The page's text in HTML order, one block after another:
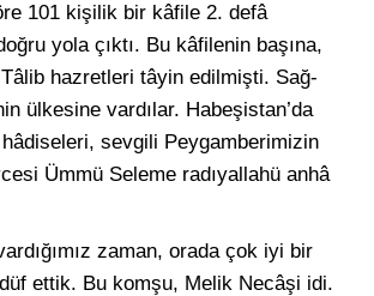
101 kişilik bir kâfile 2. defâ
yola çıktı. Bu kâfilenin başına,
hazretleri tâyin edilmişti. Sağ-
ülkesine vardılar. Habeşistan’da
hâdiseleri, sevgili Peygamberimizin
Ümmü Seleme radıyallahü anhâ
zaman, orada çok iyi bir
ettik. Bu komşu, Melik Necâşi idi.